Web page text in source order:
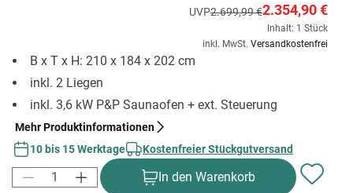
UVP2.699,99 €2.354,90 €
Inhalt: 1 Stück
inkl. MwSt. Versandkostenfrei
B x T x H: 210 x 184 x 202 cm
inkl. 2 Liegen
inkl. 3,6 kW P&P Saunaofen + ext. Steuerung
Mehr Produktinformationen
10 bis 15 Werktage
Kostenfreier Stückgutversand
In den Warenkorb